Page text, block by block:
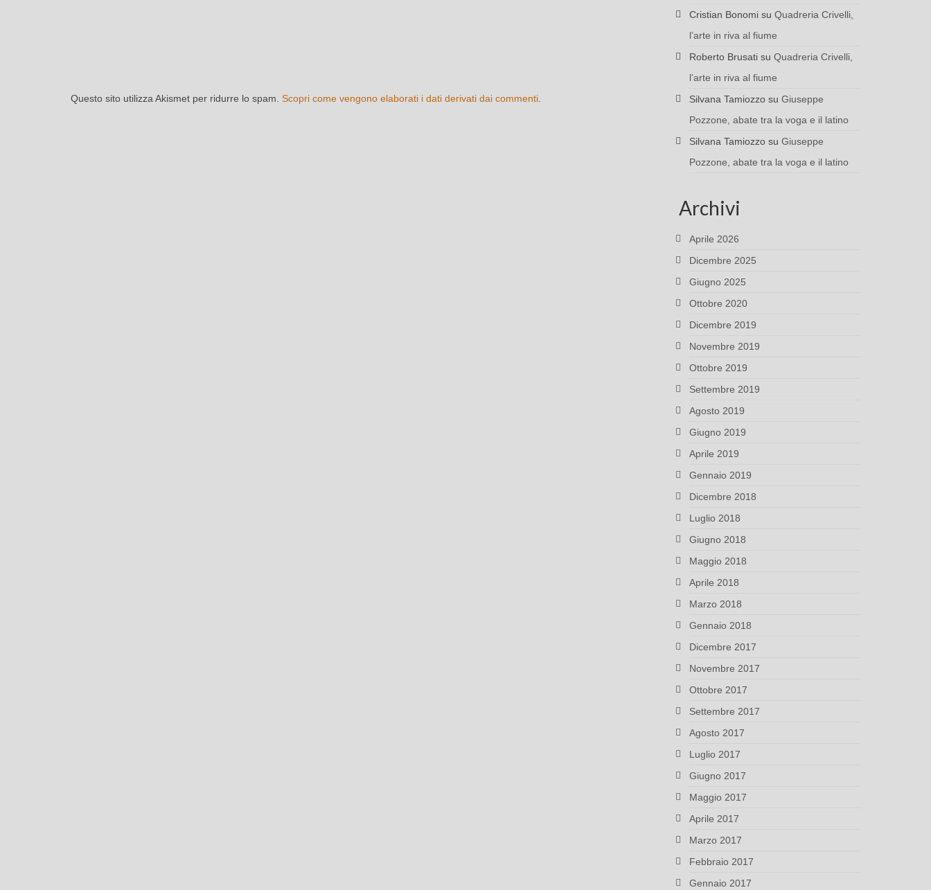
Questo sito utilizza Akismet per ridurre lo spam. Scopri come vengono elaborati i dati derivati dai commenti
Cristian Bonomisu Quadreria Crivelli,
l’arte in riva al fiume
Roberto Brusatisu Quadreria Crivelli,
l’arte in riva al fiume
Silvana Tamiozzosu Giuseppe
Pozzone, abate tra la voga e il latino
Silvana Tamiozzosu Giuseppe
Pozzone, abate tra la voga e il latino
Archivi
Aprile 2026
Dicembre 2025
Giugno 2025
Ottobre 2020
Dicembre 2019
Novembre 2019
Ottobre 2019
Settembre 2019
Agosto 2019
Giugno 2019
Aprile 2019
Gennaio 2019
Dicembre 2018
Luglio 2018
Giugno 2018
Maggio 2018
Aprile 2018
Marzo 2018
Gennaio 2018
Dicembre 2017
Novembre 2017
Ottobre 2017
Settembre 2017
Agosto 2017
Luglio 2017
Giugno 2017
Maggio 2017
Aprile 2017
Marzo 2017
Febbraio 2017
Gennaio 2017